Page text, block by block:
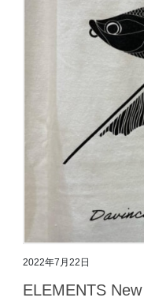
2022年7月22日
ELEMENTS New